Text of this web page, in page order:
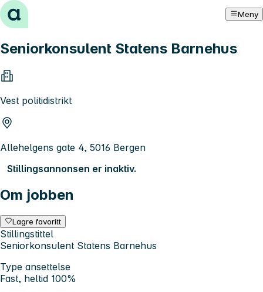
Hopp til innhold Meny
Seniorkonsulent Statens Barnehus
Vest politidistrikt
Allehelgens gate 4, 5016 Bergen
Stillingsannonsen er inaktiv.
Om jobben
Lagre favoritt
Stillingstittel
Seniorkonsulent Statens Barnehus
Type ansettelse
Fast, heltid 100%